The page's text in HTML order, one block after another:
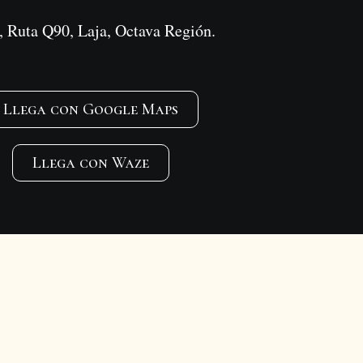
Ruta Q90, Laja, Octava Región.
Llega con Google Maps
Llega con Waze